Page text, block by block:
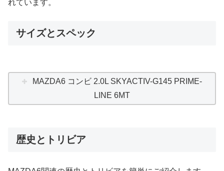
れています。
サイズとスペック
MAZDA6 コンビ 2.0L SKYACTIV-G145 PRIME-
LINE 6MT
歴史とトリビア